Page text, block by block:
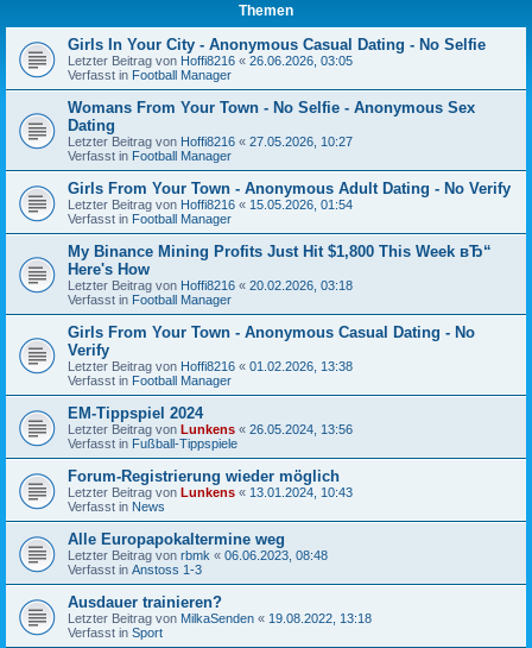
Themen
Girls In Your City - Anonymous Casual Dating - No Selfie
Letzter Beitrag von Hoffi8216 « 26.06.2026, 03:05
Verfasst in Football Manager
Womans From Your Town - No Selfie - Anonymous Sex
Dating
Letzter Beitrag von Hoffi8216 « 27.05.2026, 10:27
Verfasst in Football Manager
Girls From Your Town - Anonymous Adult Dating - No Verify
Letzter Beitrag von Hoffi8216 « 15.05.2026, 01:54
Verfasst in Football Manager
My Binance Mining Profits Just Hit $1,800 This Week вЂ“
Here's How
Letzter Beitrag von Hoffi8216 « 20.02.2026, 03:18
Verfasst in Football Manager
Girls From Your Town - Anonymous Casual Dating - No
Verify
Letzter Beitrag von Hoffi8216 « 01.02.2026, 13:38
Verfasst in Football Manager
EM-Tippspiel 2024
Letzter Beitrag von Lunkens « 26.05.2024, 13:56
Verfasst in Fußball-Tippspiele
Forum-Registrierung wieder möglich
Letzter Beitrag von Lunkens « 13.01.2024, 10:43
Verfasst in News
Alle Europapokaltermine weg
Letzter Beitrag von rbmk « 06.06.2023, 08:48
Verfasst in Anstoss 1-3
Ausdauer trainieren?
Letzter Beitrag von MilkaSenden « 19.08.2022, 13:18
Verfasst in Sport